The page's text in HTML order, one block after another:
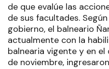
de que evalúe las
de sus facultades.
gobierno, el balneario
actualmente con la
balnearia vigente y en el
de noviembre,